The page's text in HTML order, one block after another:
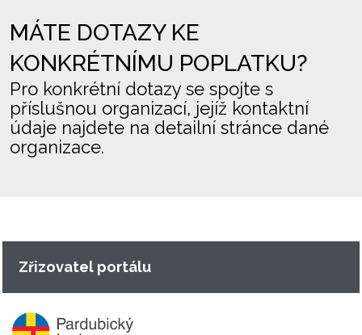
MÁTE DOTAZY KE
KONKRÉTNÍMU POPLATKU?
Pro konkrétní dotazy se spojte s
příslušnou organizací, jejíž kontaktní
údaje najdete na detailní stránce dané
organizace.
Zřizovatel portálu